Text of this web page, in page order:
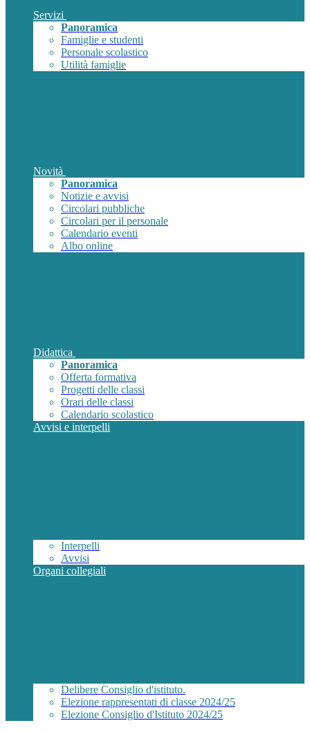
Servizi
Panoramica
Famiglie e studenti
Personale scolastico
Utilità famiglie
Novità
Panoramica
Notizie e avvisi
Circolari pubbliche
Circolari per il personale
Calendario eventi
Albo online
Didattica
Panoramica
Offerta formativa
Progetti delle classi
Orari delle classi
Calendario scolastico
Avvisi e interpelli
Interpelli
Avvisi
Organi collegiali
Delibere Consiglio d'istituto.
Elezione rappresentati di classe 2024/25
Elezione Consiglio d'Istituto 2024/25